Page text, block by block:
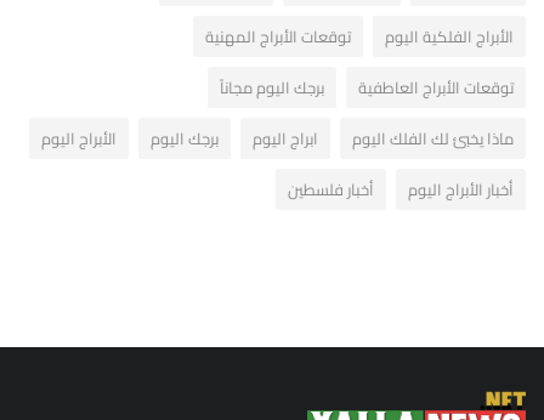
الأبراج الفلكية اليوم
توقعات الأبراج المهنية
توقعات الأبراج العاطفية
برجك اليوم مجاناً
ماذا يخبئ لك الفلك اليوم
ابراج اليوم برجك اليوم
الأبراج اليوم
أخبار الأبراج اليوم
أخبار فلسطين